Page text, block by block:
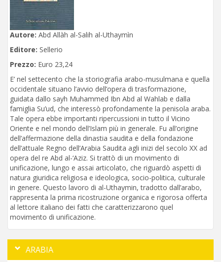
Autore: Abd Allàh al-Salih al-Uthaymìn
Editore: Sellerio
Prezzo: Euro 23,24
E’ nel settecento che la storiografia arabo-musulmana e quella
occidentale situano l’avvio dell’opera di trasformazione,
guidata dallo sayh Muhammed Ibn Abd al Wahlab e dalla
famiglia Su’ud, che interessò profondamente la penisola araba.
Tale opera ebbe importanti ripercussioni in tutto il Vicino
Oriente e nel mondo dell’Islam più in generale. Fu all’origine
dell’affermazione della dinastia saudita e della fondazione
dell’attuale Regno dell’Arabia Saudita agli inizi del secolo XX ad
opera del re Abd al-‘Aziz. Si trattò di un movimento di
unificazione, lungo e assai articolato, che riguardò aspetti di
natura giuridica religiosa e ideologica, socio-politica, culturale
in genere. Questo lavoro di al-Uthaymin, tradotto dall’arabo,
rappresenta la prima ricostruzione organica e rigorosa offerta
al lettore italiano dei fatti che caratterizzarono quel
movimento di unificazione.
ARABIA